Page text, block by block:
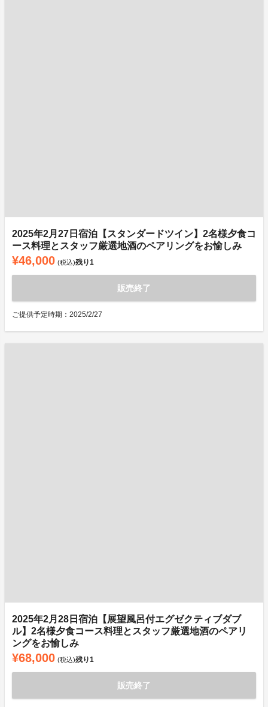
2025年2月27日宿泊【スタンダードツイン】2名様夕食コ
ース料理とスタッフ厳選地酒のペアリングをお愉しみ
¥46,000 (税込)残り1
販売終了
ご提供予定時期：2025/2/27
2025年2月28日宿泊【展望風呂付エグゼクティブダブ
ル】2名様夕食コース料理とスタッフ厳選地酒のペアリ
ングをお愉しみ
¥68,000 (税込)残り1
販売終了